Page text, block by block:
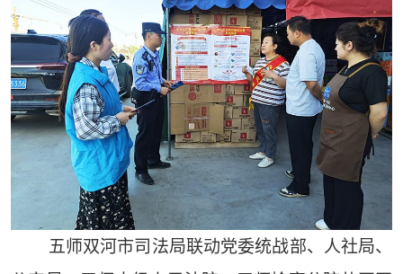
五师双河市司法局联动党委统战部、人社局、